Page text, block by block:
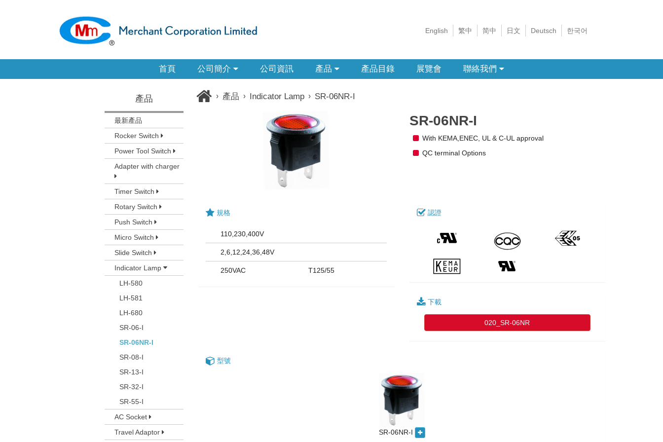
English 繁中 简中 日文 Deutsch 한국어
首頁 公司簡介 公司資訊 產品 產品目錄 展覽會 聯絡我們
產品
最新產品
Rocker Switch
Power Tool Switch
Adapter with charger
Timer Switch
Rotary Switch
Push Switch
Micro Switch
Slide Switch
Indicator Lamp
LH-580
LH-581
LH-680
SR-06-I
SR-06NR-I
SR-08-I
SR-13-I
SR-32-I
SR-55-I
AC Socket
Travel Adaptor
› 產品 › Indicator Lamp › SR-06NR-I
SR-06NR-I
With KEMA,ENEC, UL & C-UL approval
QC terminal Options
規格
110,230,400V
2,6,12,24,36,48V
250VAC T125/55
認證
下載
020_SR-06NR
型號
SR-06NR-I